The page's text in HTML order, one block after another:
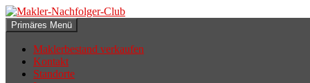
Zum
Inhalt
springen
Makler-Nachfolger-Club
Suchen
Primäres Menü
Maklerbestand verkaufen
Kontakt
Standorte